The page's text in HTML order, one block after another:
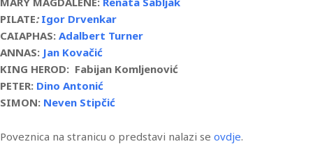
PILATE:Igor Drvenkar
CAIAPHAS: Adalbert Turner
ANNAS: Jan Kovačić
KING HEROD: Fabijan Komljenović
PETER: Dino Antonić
SIMON: Neven Stipčić
Poveznica na stranicu o predstavi nalazi se ovdje.